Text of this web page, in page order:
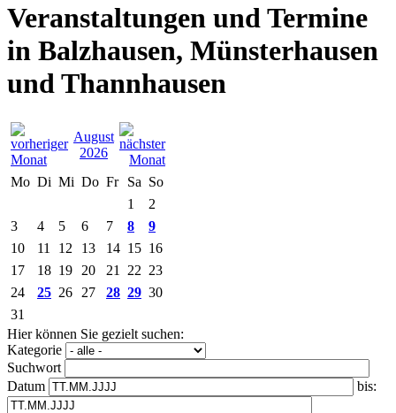
Veranstaltungen und Termine
in Balzhausen, Münsterhausen
und Thannhausen
August
2026
Mo Di Mi Do Fr Sa So
1
2
3
4 5 6 7 8
9
10
11 12 13 14 15 16
17
18 19 20 21 22 23
24
25 26 27 28 29 30
31
Hier können Sie gezielt suchen:
Kategorie
Suchwort
Datum
bis: